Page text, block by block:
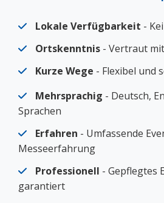
Lokale Verfügbarkeit -
Ortskenntnis - Vertraut
Kurze Wege - Flexibel und
Mehrsprachig - Deutsch,
Sprachen
Erfahren - Umfassende
Messeerfahrung
Professionell - Gepflegtes
garantiert